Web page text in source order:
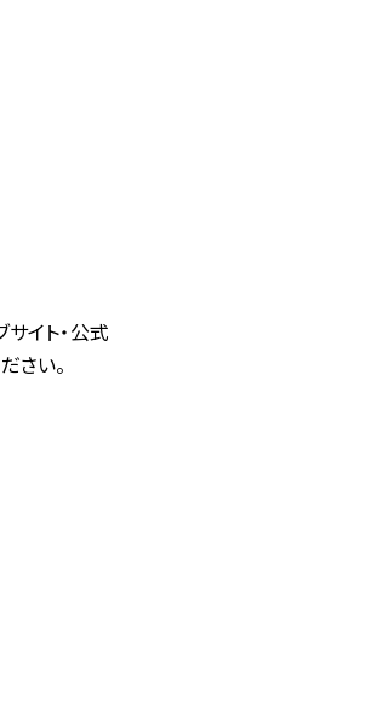
イト・公式
さい。